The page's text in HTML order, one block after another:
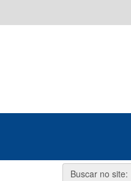
Buscar no site: